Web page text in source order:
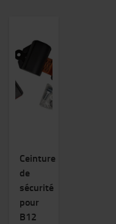
Ceinture
de
sécurité
pour
B12